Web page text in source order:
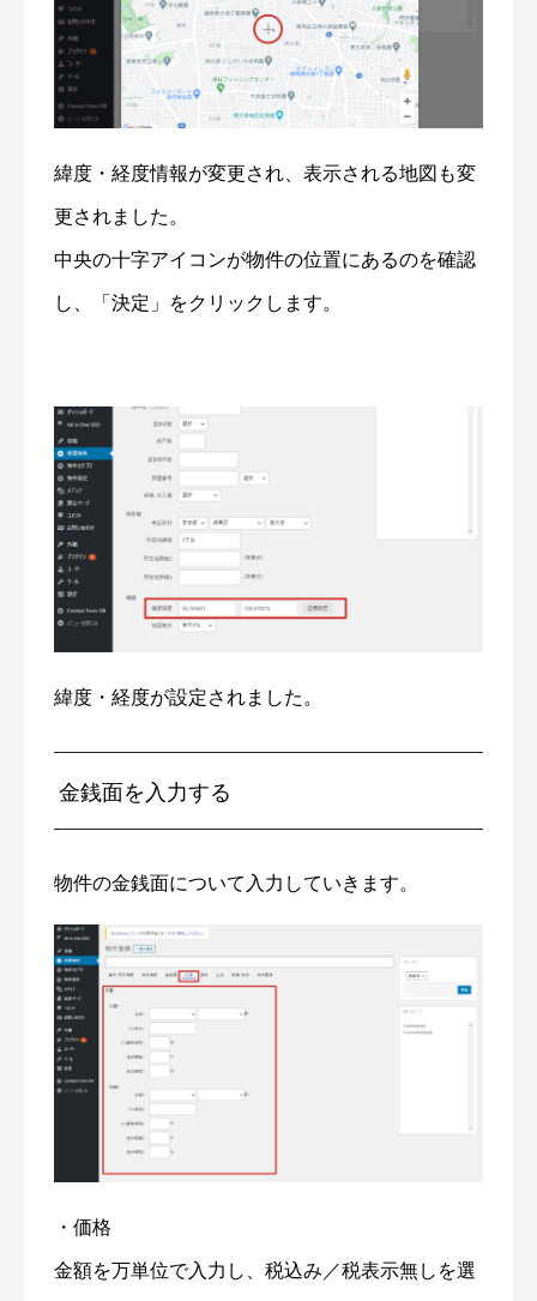
緯度・経度情報が変更され、表示される地図も変
更されました。
中央の十字アイコンが物件の位置にあるのを確認
し、「決定」をクリックします。
緯度・経度が設定されました。
金銭面を入力する
物件の金銭面について入力していきます。
・価格
金額を万単位で入力し、税込み／税表示無しを選